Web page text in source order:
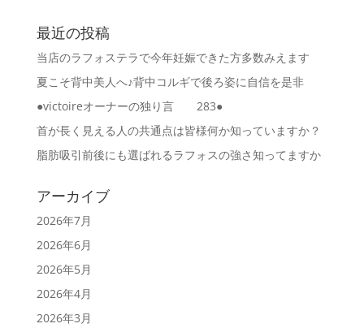
最近の投稿
当店のラフォステラで今年妊娠できた方多数みえます
夏こそ背中美人へ♪背中コルギで後ろ姿に自信を是非
●victoireオーナーの独り言 283●
首が長く見える人の共通点は皆様何か知っていますか？
脂肪吸引前後にも選ばれるラフォスの強さ知ってますか
アーカイブ
2026年7月
2026年6月
2026年5月
2026年4月
2026年3月